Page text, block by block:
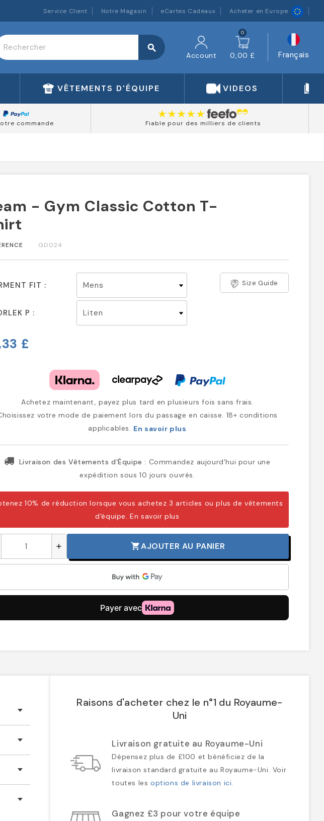
Service Client Notre Magasin eCartes Cadeaux Acheter en Europe
search
Account
0
0,00 £ Français
VÊTEMENTS D'ÉQUIPE VIDEOS
commande Fiable pour des milliers de clients
- Gym Classic Cotton T-
GD024
FIT : Size Guide
P :
£
Achetez maintenant, payez plus tard en plusieurs fois sans frais.
votre mode de paiement lors du passage en caisse. 18+ conditions
applicables. En savoir plus
Livraison des Vêtements d'Équipe : Commandez aujourd'hui pour une
expédition sous 10 jours ouvrés.
10% de réduction lorsque vous achetez 3 articles ou plus de vêtements
d'équipe.En savoir plus
add shopping_cartAJOUTER AU PANIER
Raisons d'acheter chez le n°1 du Royaume-
Uni
Livraison gratuite au Royaume-Uni
Dépensez plus de £100 et bénéficiez de la
livraison standard gratuite au Royaume-Uni. Voir
toutes les options de livraison ici.
Gagnez £3 pour votre équipe